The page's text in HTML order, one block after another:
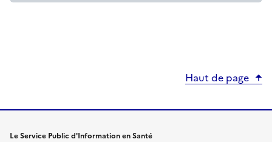
Haut de page
Le Service Public d'Information en Santé